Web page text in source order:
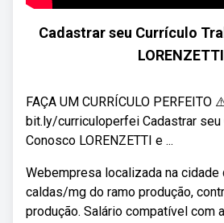
Cadastrar seu Currículo
LORENZETTI
FAÇA UM CURRÍCULO PERFEITO
bit.ly/curriculoperfei Cadastrar seu
Conosco LORENZETTI e ...
Webempresa localizada na
caldas/mg do ramo produção,
produção. Salário compatível com